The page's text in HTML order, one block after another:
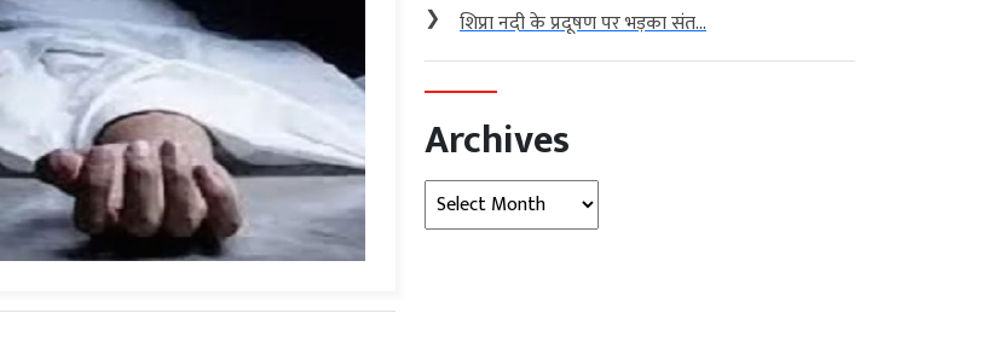
❯ शिप्रा नदी के प्रदूषण पर भड़का संत...
Archives
Archives